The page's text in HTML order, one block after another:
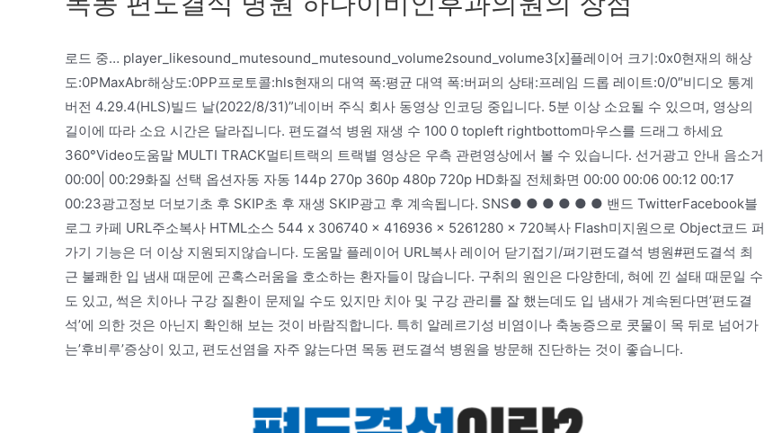
로드 중… player_likesound_mutesound_mutesound_volume2sound_volume3[x]플레이어 크기:0x0현재의 해상
도:0PMaxAbr해상도:0PP프로토콜:hls현재의 대역 폭:평균 대역 폭:버퍼의 상태:프레임 드롭 레이트:0/0″비디오 통계
버전 4.29.4(HLS)빌드 날(2022/8/31)”네이버 주식 회사 동영상 인코딩 중입니다. 5분 이상 소요될 수 있으며, 영상의
길이에 따라 소요 시간은 달라집니다. 편도결석 병원 재생 수 100 0 topleft rightbottom마우스를 드래그 하세요
360°Video도움말 MULTI TRACK멀티트랙의 트랙별 영상은 우측 관련영상에서 볼 수 있습니다. 선거광고 안내 음소거
00:00| 00:29화질 선택 옵션자동 자동 144p 270p 360p 480p 720p HD화질 전체화면 00:00 00:06 00:12 00:17
00:23광고정보 더보기초 후 SKIP초 후 재생 SKIP광고 후 계속됩니다. SNS● ● ● ● ● ● 밴드 TwitterFacebook블
로그 카페 URL주소복사 HTML소스 544 x 306740 x 416936 x 5261280 x 720복사 Flash미지원으로 Object코드 퍼
가기 기능은 더 이상 지원되지않습니다. 도움말 플레이어 URL복사 레이어 닫기접기/펴기편도결석 병원#편도결석 최
근 불쾌한 입 냄새 때문에 곤혹스러움을 호소하는 환자들이 많습니다. 구취의 원인은 다양한데, 혀에 낀 설태 때문일 수
도 있고, 썩은 치아나 구강 질환이 문제일 수도 있지만 치아 및 구강 관리를 잘 했는데도 입 냄새가 계속된다면’편도결
석’에 의한 것은 아닌지 확인해 보는 것이 바람직합니다. 특히 알레르기성 비염이나 축농증으로 콧물이 목 뒤로 넘어가
는’후비루’증상이 있고, 편도선염을 자주 앓는다면 목동 편도결석 병원을 방문해 진단하는 것이 좋습니다.